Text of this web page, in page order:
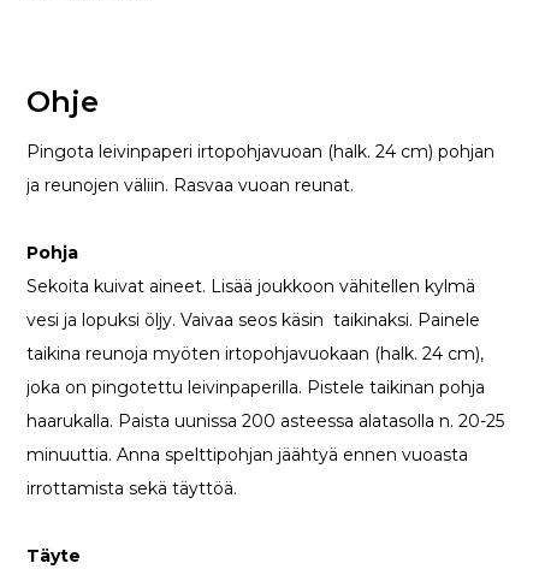
Ohje
Pingota leivinpaperi irtopohjavuoan (halk. 24 cm) pohjan
ja reunojen väliin. Rasvaa vuoan reunat.
Pohja
Sekoita kuivat aineet. Lisää joukkoon vähitellen kylmä
vesi ja lopuksi öljy. Vaivaa seos käsin taikinaksi. Painele
taikina reunoja myöten irtopohjavuokaan (halk. 24 cm),
joka on pingotettu leivinpaperilla. Pistele taikinan pohja
haarukalla. Paista uunissa 200 asteessa alatasolla n. 20-25
minuuttia. Anna spelttipohjan jäähtyä ennen vuoasta
irrottamista sekä täyttöä.
Täyte